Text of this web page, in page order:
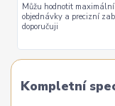
Můžu hodnotit
objednávky a precizní
doporučuji
Kompletní